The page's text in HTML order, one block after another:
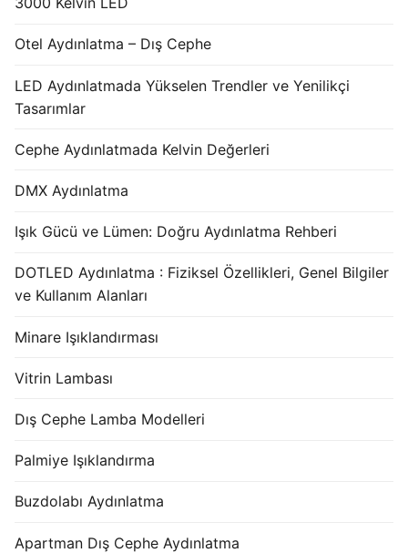
Otel Aydınlatma – Dış Cephe
LED Aydınlatmada Yükselen Trendler ve Yenilikçi
Tasarımlar
Cephe Aydınlatmada Kelvin Değerleri
DMX Aydınlatma
Işık Gücü ve Lümen: Doğru Aydınlatma Rehberi
DOTLED Aydınlatma : Fiziksel Özellikleri, Genel Bilgiler
ve Kullanım Alanları
Minare Işıklandırması
Vitrin Lambası
Dış Cephe Lamba Modelleri
Palmiye Işıklandırma
Buzdolabı Aydınlatma
Apartman Dış Cephe Aydınlatma